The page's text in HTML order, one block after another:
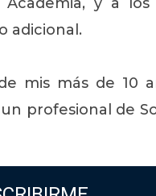
adicional.
mis más de 10
profesional de